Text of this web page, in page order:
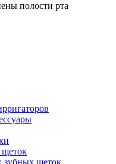
полости рта
щеток
зубных щеток